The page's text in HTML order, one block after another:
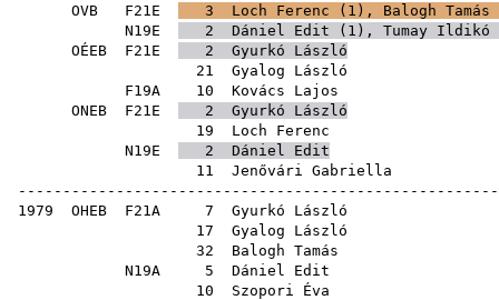
OVB F21E 3 Loch Ferenc ( 1 ), Balogh Tamás
N19E
2 Dániel Edit ( 1 ), Tumay Ildikó
OÉEB F21E 2
Gyurkó László
21
Gyalog László
F19A 10
Kovács Lajos
ONEB F21E 2
Gyurkó László
19
Loch Ferenc
N19E
2
Dániel Edit
11
Jenővári Gabriella
1979 OHEB F21A 7
Gyurkó László
17
Gyalog László
32
Balogh Tamás
N19A 5
Dániel Edit
10
Szopori Éva